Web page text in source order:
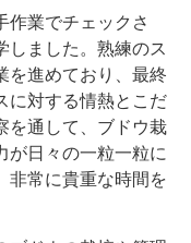
作業でチェックさ
しました。熟練のス
を進めており、最終
に対する情熱とこだ
を通して、ブドウ栽
が日々の一粒一粒に
非常に貴重な時間を